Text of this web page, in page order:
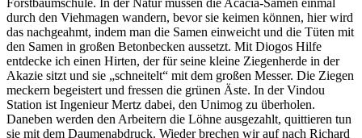
Forstbaumschule. In der Natur müssen die Acacia-Samen einmal
durch den Viehmagen wandern, bevor sie keimen können, hier wird
das nachgeahmt, indem man die Samen einweicht und die Tüten mit
den Samen in großen Betonbecken aussetzt. Mit Diogos Hilfe
entdecke ich einen Hirten, der für seine kleine Ziegenherde in der
Akazie sitzt und sie
schneitelt
mit dem großen Messer. Die Ziegen
meckern begeistert und fressen die grünen Äste. In der Vindou
Station ist Ingenieur Mertz dabei, den Unimog zu überholen.
Daneben werden den Arbeitern die Löhne ausgezahlt, quittieren tun
sie mit dem Daumenabdruck. Wieder brechen wir auf nach Richard